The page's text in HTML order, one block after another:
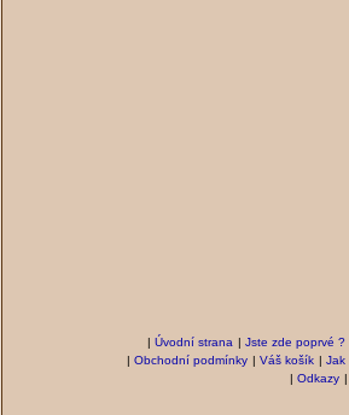
| Úvodní strana | Jste zde poprvé ?
| Obchodní podmínky | Váš košík | Jak
| Odkazy